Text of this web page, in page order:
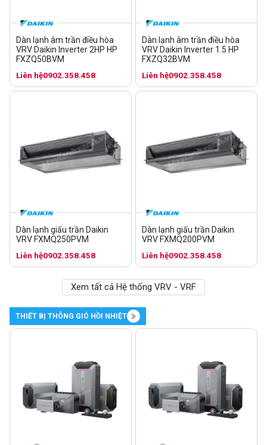
Dàn lạnh âm trần điều hòa
VRV Daikin Inverter 2HP HP
FXZQ50BVM
Liên hệ0902.358.458
Dàn lạnh âm trần điều hòa
VRV Daikin Inverter 1.5 HP
FXZQ32BVM
Liên hệ0902.358.458
Dàn lạnh giấu trần Daikin
VRV FXMQ250PVM
Liên hệ0902.358.458
Dàn lạnh giấu trần Daikin
VRV FXMQ200PVM
Liên hệ0902.358.458
Xem tất cả Hệ thống VRV - VRF
THIẾT BỊ THÔNG GIÓ HỒI NHIỆT